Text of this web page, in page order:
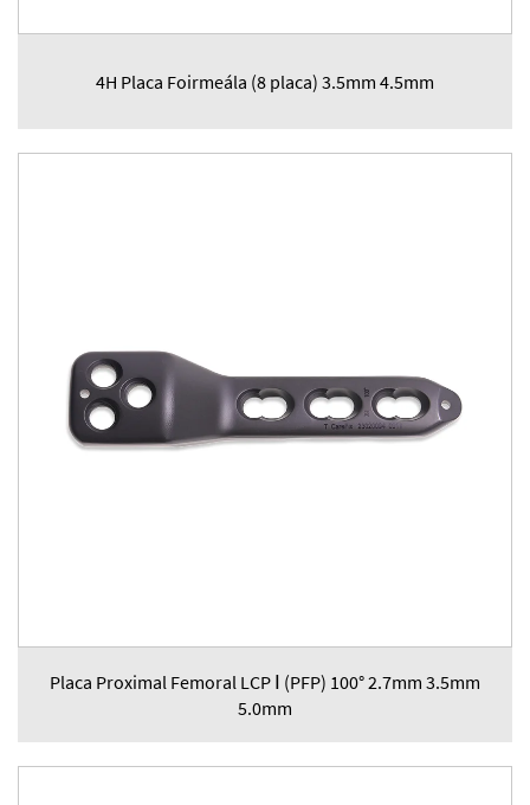
4H Placa Foirmeála (8 placa) 3.5mm 4.5mm
Placa Proximal Femoral LCP Ⅰ (PFP) 100° 2.7mm 3.5mm
5.0mm